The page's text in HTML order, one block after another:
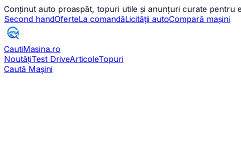
Conținut auto proaspăt, topuri utile și anunțuri curate pentru
Second handOferteLa comandăLicității autoCompară mașini
CautiMasina.ro
NoutățiTest DriveArticoleTopuri
Caută Mașini